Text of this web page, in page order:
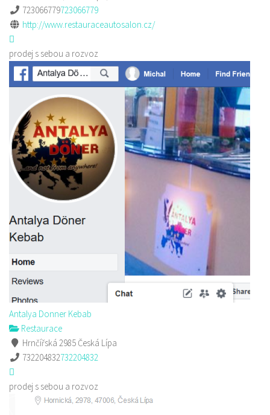
723066779723066779
http://www.restauraceautosalon.cz/
prodej s sebou a rozvoz
Antalya Donner Kebab
Restaurace
Hrnčířská 2985 Česká Lípa
732204832732204832
prodej s sebou a rozvoz